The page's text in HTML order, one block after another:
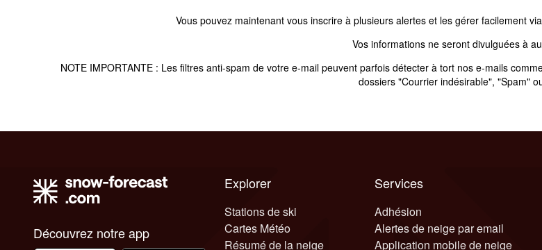
Vous pouvez maintenant vous inscrire à plusieurs alertes et les gérer facilement
Vos informations ne seront divulguées à
NOTE IMPORTANTE : Les filtres anti-spam de votre e-mail peuvent parfois détecter à tort nos e-mails
dossiers "Courrier indésirable", "Spam"
Découvrez notre app
Explorer
Stations de ski
Cartes Météo
Résumé de la neige
Services
Adhésion
Alertes de neige par email
Application mobile de neige